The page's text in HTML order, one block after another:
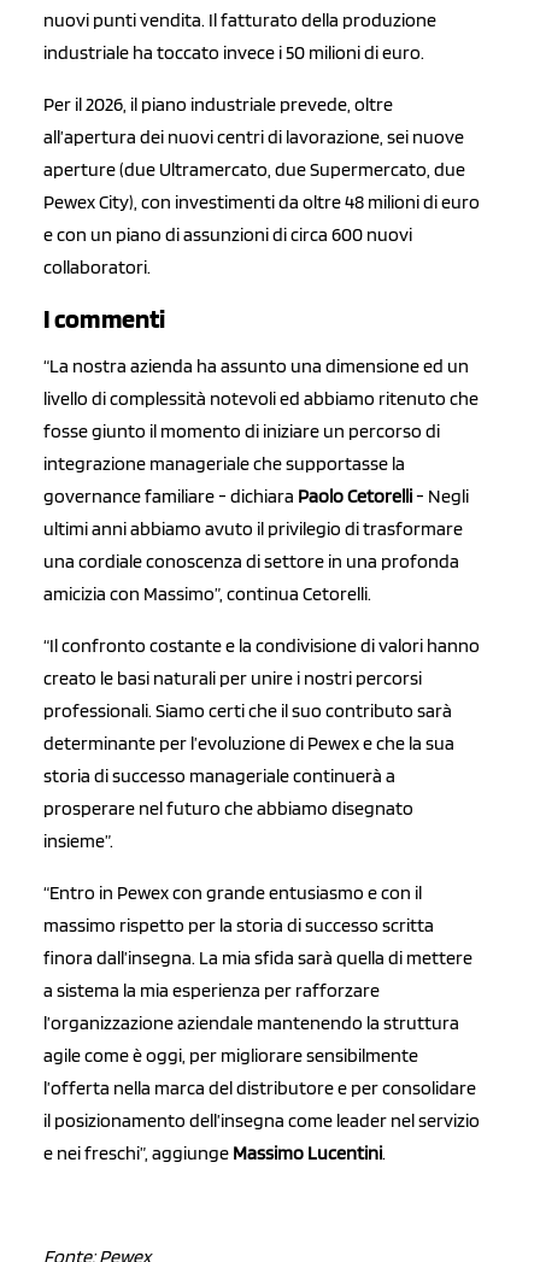
nuovi punti vendita. Il fatturato della produzione
industriale ha toccato invece i 50 milioni di euro.
Per il 2026, il piano industriale prevede, oltre
all’apertura dei nuovi centri di lavorazione, sei nuove
aperture (due Ultramercato, due Supermercato, due
Pewex City), con investimenti da oltre 48 milioni di euro
e con un piano di assunzioni di circa 600 nuovi
collaboratori.
I commenti
“La nostra azienda ha assunto una dimensione ed un
livello di complessità notevoli ed abbiamo ritenuto che
fosse giunto il momento di iniziare un percorso di
integrazione manageriale che supportasse la
governance familiare - dichiara Paolo Cetorelli- Negli
ultimi anni abbiamo avuto il privilegio di trasformare
una cordiale conoscenza di settore in una profonda
amicizia con Massimo”, continua Cetorelli.
“Il confronto costante e la condivisione di valori hanno
creato le basi naturali per unire i nostri percorsi
professionali. Siamo certi che il suo contributo sarà
determinante per l’evoluzione di Pewex e che la sua
storia di successo manageriale continuerà a
prosperare nel futuro che abbiamo disegnato
insieme”.
“Entro in Pewex con grande entusiasmo e con il
massimo rispetto per la storia di successo scritta
finora dall’insegna. La mia sfida sarà quella di mettere
a sistema la mia esperienza per rafforzare
l’organizzazione aziendale mantenendo la struttura
agile come è oggi, per migliorare sensibilmente
l’offerta nella marca del distributore e per consolidare
il posizionamento dell’insegna come leader nel servizio
e nei freschi”, aggiunge Massimo Lucentini.
Fonte: Pewex